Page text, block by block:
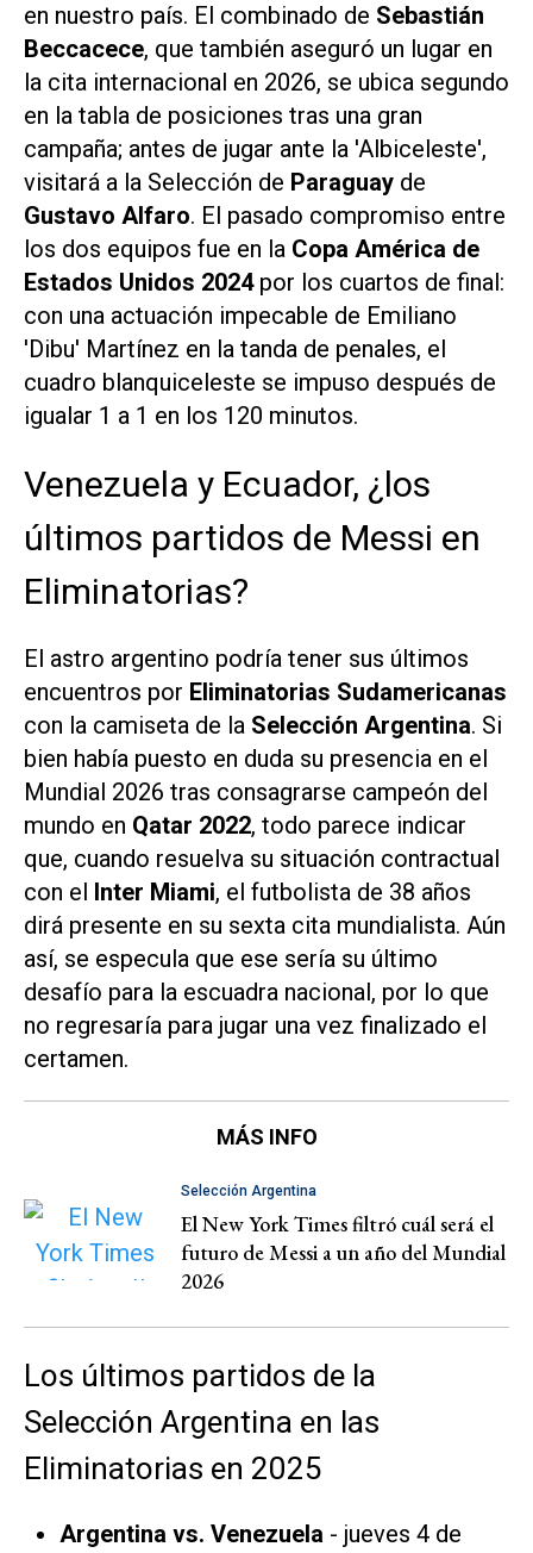
en nuestro país. El combinado de Sebastián
Beccacece, que también aseguró un lugar en
la cita internacional en 2026, se ubica segundo
en la tabla de posiciones tras una gran
campaña; antes de jugar ante la 'Albiceleste',
visitará a la Selección de Paraguay de
Gustavo Alfaro. El pasado compromiso entre
los dos equipos fue en la Copa América de
Estados Unidos 2024por los cuartos de final:
con una actuación impecable de Emiliano
'Dibu' Martínez en la tanda de penales, el
cuadro blanquiceleste se impuso después de
igualar 1 a 1 en los 120 minutos.
Venezuela y Ecuador, ¿los
últimos partidos de Messi en
Eliminatorias?
El astro argentino podría tener sus últimos
encuentros por Eliminatorias Sudamericanas
con la camiseta de la Selección Argentina. Si
bien había puesto en duda su presencia en el
Mundial 2026 tras consagrarse campeón del
mundo en Qatar 2022, todo parece indicar
que, cuando resuelva su situación contractual
con el Inter Miami, el futbolista de 38 años
dirá presente en su sexta cita mundialista. Aún
así, se especula que ese sería su último
desafío para la escuadra nacional, por lo que
no regresaría para jugar una vez finalizado el
certamen.
MÁS INFO
Selección Argentina
El New York Times filtró cuál será el
futuro de Messi a un año del Mundial
2026
Los últimos partidos de la
Selección Argentina en las
Eliminatorias en 2025
Argentina vs. Venezuela - jueves 4 de